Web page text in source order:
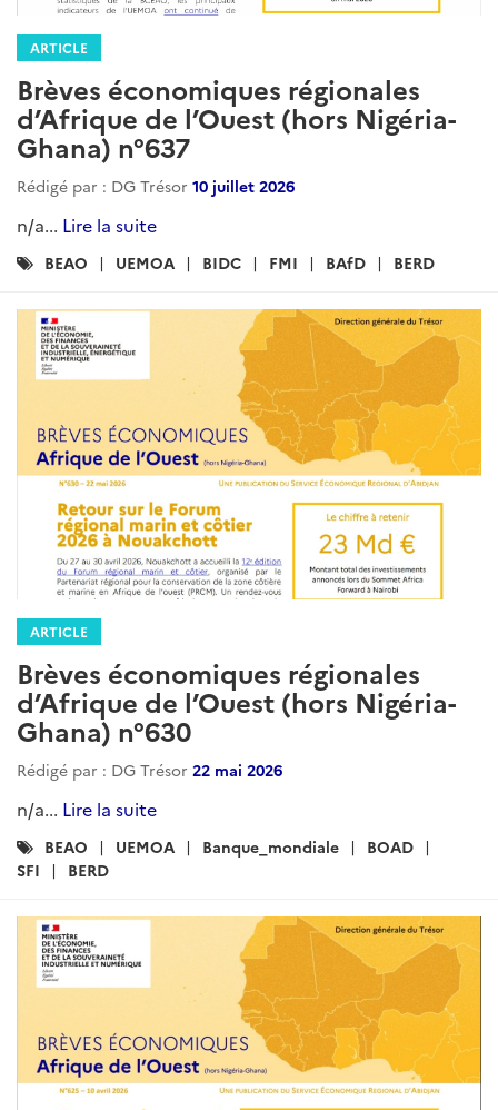
ARTICLE
Brèves économiques régionales
d’Afrique de l’Ouest (hors Nigéria-
Ghana) n°637
Rédigé par : DG Trésor 10 juillet 2026
n/a... Lire la suite
Catégories
BEAO UEMOA BIDC FMI BAfD BERD
ARTICLE
Brèves économiques régionales
d’Afrique de l’Ouest (hors Nigéria-
Ghana) n°630
Rédigé par : DG Trésor 22 mai 2026
n/a... Lire la suite
Catégories
:
BEAO UEMOA Banque_mondiale
BOAD
SFI
BERD